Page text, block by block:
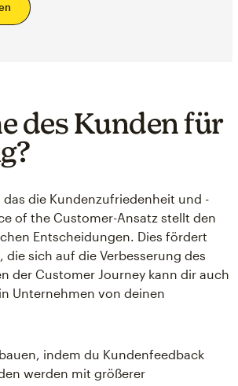
des Kunden für
die Kundenzufriedenheit und -
of the Customer-Ansatz stellt den
Entscheidungen. Dies fördert
sich auf die Verbesserung des
der Customer Journey kann dir auch
Unternehmen von deinen
indem du Kundenfeedback
werden mit größerer